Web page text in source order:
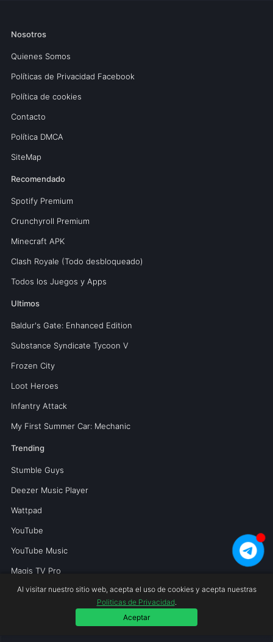
Nosotros
Quienes Somos
Políticas de Privacidad Facebook
Política de cookies
Contacto
Política DMCA
SiteMap
Recomendado
Spotify Premium
Crunchyroll Premium
Minecraft APK
Clash Royale (Todo desbloqueado)
Todos los Juegos y Apps
Ultimos
Baldur's Gate: Enhanced Edition
Substance Syndicate Tycoon V
Frozen City
Loot Heroes
Infantry Attack
My First Summer Car: Mechanic
Trending
Stumble Guys
Deezer Music Player
Wattpad
YouTube
YouTube Music
Magis TV Pro
Copyright © 2026 Mundoperfecto.net.
Al visitar nuestro sitio web, acepta el uso de cookies y acepta nuestras
Politicas de Privacidad.
Aceptar